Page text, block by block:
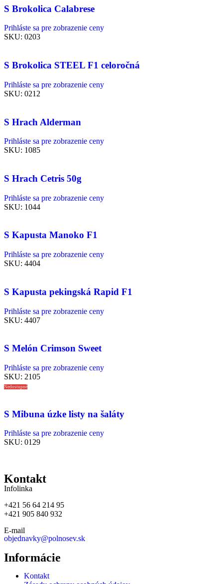
S Brokolica Calabrese
Prihláste sa pre zobrazenie ceny
SKU: 0203
S Brokolica STEEL F1 celoročná
Prihláste sa pre zobrazenie ceny
SKU: 0212
S Hrach Alderman
Prihláste sa pre zobrazenie ceny
SKU: 1085
S Hrach Cetris 50g
Prihláste sa pre zobrazenie ceny
SKU: 1044
S Kapusta Manoko F1
Prihláste sa pre zobrazenie ceny
SKU: 4404
S Kapusta pekingská Rapid F1
Prihláste sa pre zobrazenie ceny
SKU: 4407
S Melón Crimson Sweet
Prihláste sa pre zobrazenie ceny
SKU: 2105
Nedostupné
S Mibuna úzke listy na šaláty
Prihláste sa pre zobrazenie ceny
SKU: 0129
Kontakt
Infolinka
+421 56 64 214 95
+421 905 840 932
E-mail
objednavky@polnosev.sk
Informácie
Kontakt